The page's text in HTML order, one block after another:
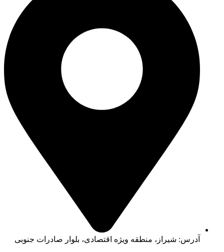
آدرس: شیراز، منطقه ویژه اقتصادی، بلوار صادرات جنوبی